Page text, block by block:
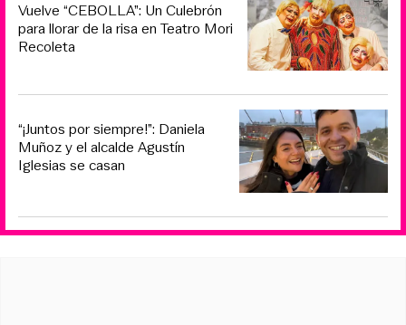
Vuelve “CEBOLLA”: Un Culebrón
para llorar de la risa en Teatro Mori
Recoleta
“¡Juntos por siempre!”: Daniela
Muñoz y el alcalde Agustín
Iglesias se casan